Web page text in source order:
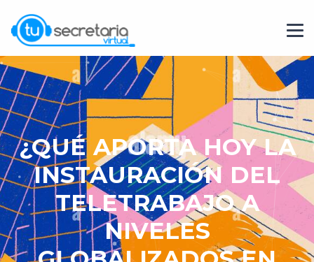
¿QUÉ APORTA HOY LA
INSTAURACIÓN DEL
TELETRABAJO A
NIVELES